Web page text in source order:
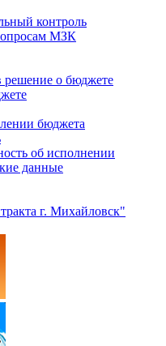
контроль
МЗК
решение о бюджете
бюджета
об исполнении
данные
г. Михайловск"